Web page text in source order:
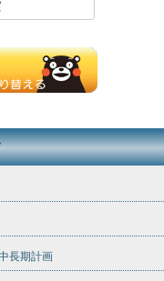
長期計画